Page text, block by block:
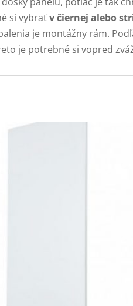
si vybraťv čiernej alebo
je montážny rám.
je potrebné si vopred